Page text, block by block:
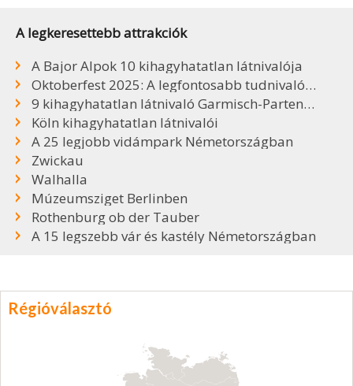
A legkeresettebb attrakciók
A Bajor Alpok 10 kihagyhatatlan látnivalója
Oktoberfest 2025: A legfontosabb tudnivalók, sörök, árak
9 kihagyhatatlan látnivaló Garmisch-Partenkirchenben
Köln kihagyhatatlan látnivalói
A 25 legjobb vidámpark Németországban
Zwickau
Walhalla
Múzeumsziget Berlinben
Rothenburg ob der Tauber
A 15 legszebb vár és kastély Németországban
Régióválasztó